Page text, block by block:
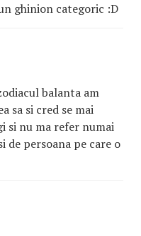
ghinion categoric :D
balanta am
sa si cred se mai
si nu ma refer numai
de persoana pe care o